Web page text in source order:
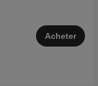
Acheter